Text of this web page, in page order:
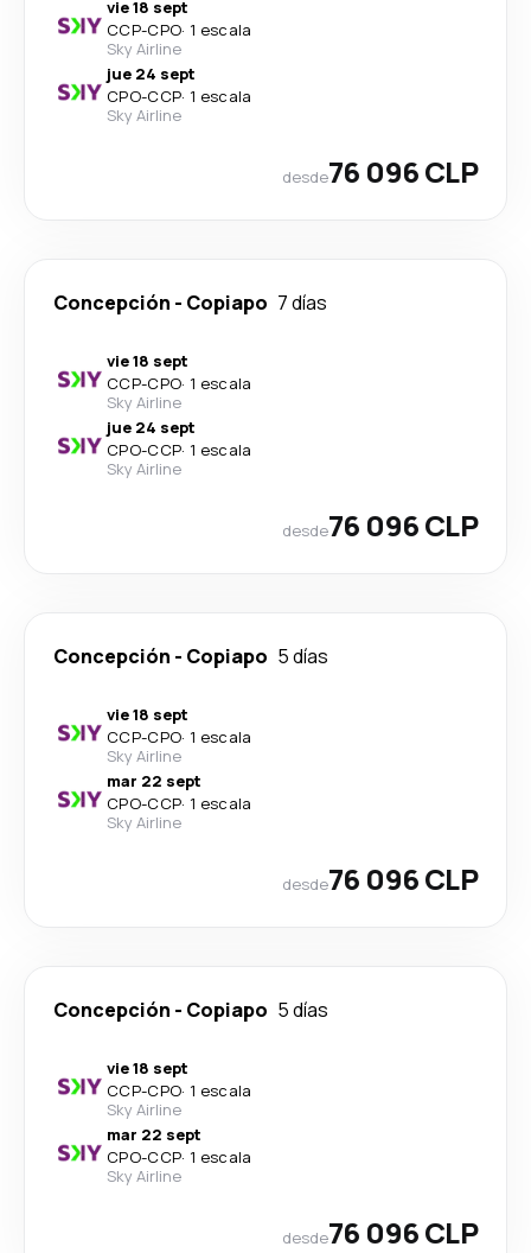
vie 18 sept
CCP-CPO· 1 escala
Sky Airline
jue 24 sept
CPO-CCP· 1 escala
Sky Airline
desde76 096 CLP
Concepción - Copiapo 7 días
vie 18 sept
CCP-CPO· 1 escala
Sky Airline
jue 24 sept
CPO-CCP· 1 escala
Sky Airline
desde76 096 CLP
Concepción - Copiapo 5 días
vie 18 sept
CCP-CPO· 1 escala
Sky Airline
mar 22 sept
CPO-CCP· 1 escala
Sky Airline
desde76 096 CLP
Concepción - Copiapo 5 días
vie 18 sept
CCP-CPO· 1 escala
Sky Airline
mar 22 sept
CPO-CCP· 1 escala
Sky Airline
desde76 096 CLP